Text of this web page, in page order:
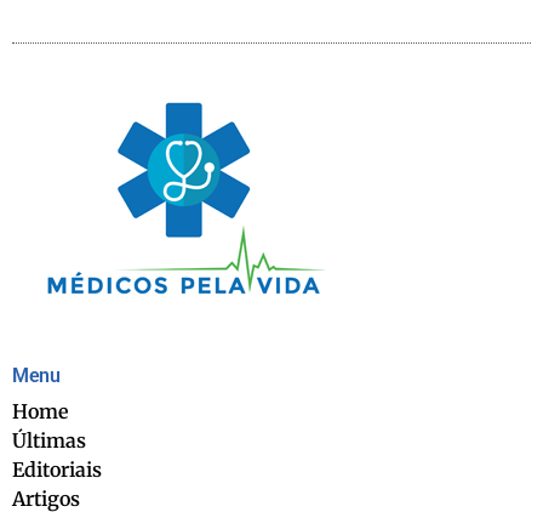
Menu
Home
Últimas
Editoriais
Artigos